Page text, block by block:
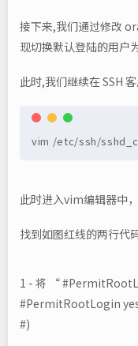
接下来,我们通过修改
现切换默认登陆的用户
此时,我们继续在 SSH
vim /etc/ssh/
此时进入vim编辑器中
找到如图红线的两行代码
1 - 将 “
#PermitRootLogin
#)